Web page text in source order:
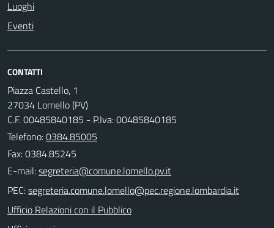
Luoghi
Eventi
CONTATTI
Piazza Castello, 1
27034 Lomello (PV)
C.F. 00485840185 - P.Iva: 00485840185
Telefono:0384.85005
Fax: 0384.85245
E-mail:
PEC:
Ufficio Relazioni con il Pubblico